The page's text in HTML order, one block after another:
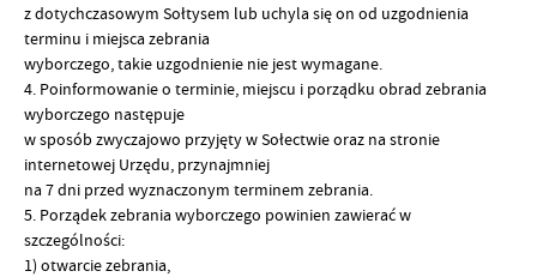
z dotychczasowym Sołtysem lub uchyla się on od uzgodnienia
terminu i miejsca zebrania
wyborczego, takie uzgodnienie nie jest wymagane.
4. Poinformowanie o terminie, miejscu i porządku obrad zebrania
wyborczego następuje
w sposób zwyczajowo przyjęty w Sołectwie oraz na stronie
internetowej Urzędu, przynajmniej
na 7 dni przed wyznaczonym terminem zebrania.
5. Porządek zebrania wyborczego powinien zawierać w
szczególności:
1) otwarcie zebrania,